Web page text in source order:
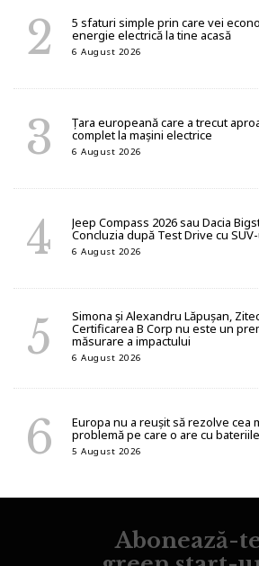
5 sfaturi simple prin care vei
energie electrică la tine acasă
6 August 2026
Țara europeană care a trecut
complet la mașini electrice
6 August 2026
Jeep Compass 2026 sau Dacia
Concluzia după Test Drive cu
6 August 2026
Simona și Alexandru Lăpușan,
Certificarea B Corp nu este un
măsurare a impactului
6 August 2026
Europa nu a reușit să rezolve cea
problemă pe care o are cu bateriile
5 August 2026
Abonează-